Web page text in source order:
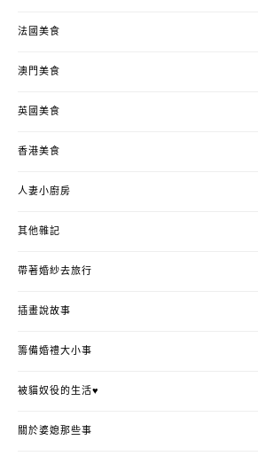
法國美食
澳門美食
英國美食
香港美食
人妻小廚房
其他雜記
帶著婚紗去旅行
插畫說故事
籌備婚禮大小事
被貓奴役的生活♥
關於婆媳那些事